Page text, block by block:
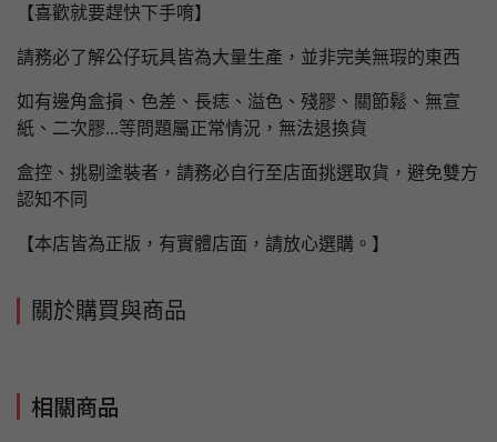
【喜歡就要趕快下手唷】
請務必了解公仔玩具皆為大量生產，並非完美無瑕的東西
如有邊角盒損、色差、長痣、溢色、殘膠、關節鬆、無宣
紙、二次膠...等問題屬正常情況，無法退換貨
盒控、挑剔塗裝者，請務必自行至店面挑選取貨，避免雙方
認知不同
【本店皆為正版，有實體店面，請放心選購。】
關於購買與商品
相關商品